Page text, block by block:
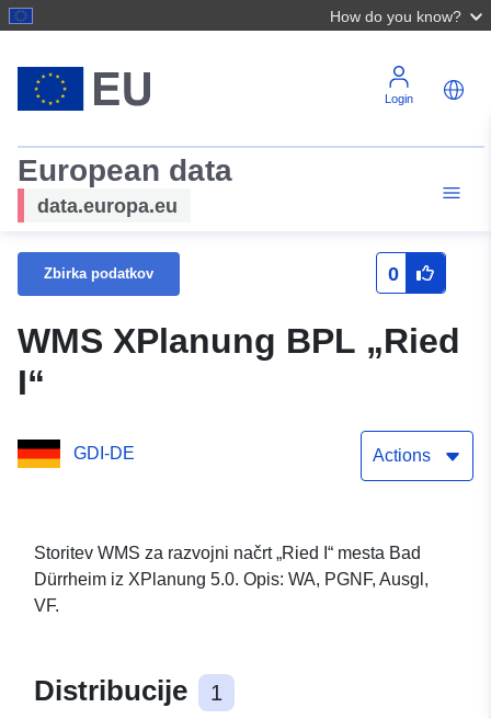
How do you know?
Login
European data
data.europa.eu
Zbirka podatkov 0
WMS XPlanung BPL „Ried
I“
GDI-DE Actions
Storitev WMS za razvojni načrt „Ried I“ mesta Bad
Dürrheim iz XPlanung 5.0. Opis: WA, PGNF, Ausgl,
VF.
Distribucije 1